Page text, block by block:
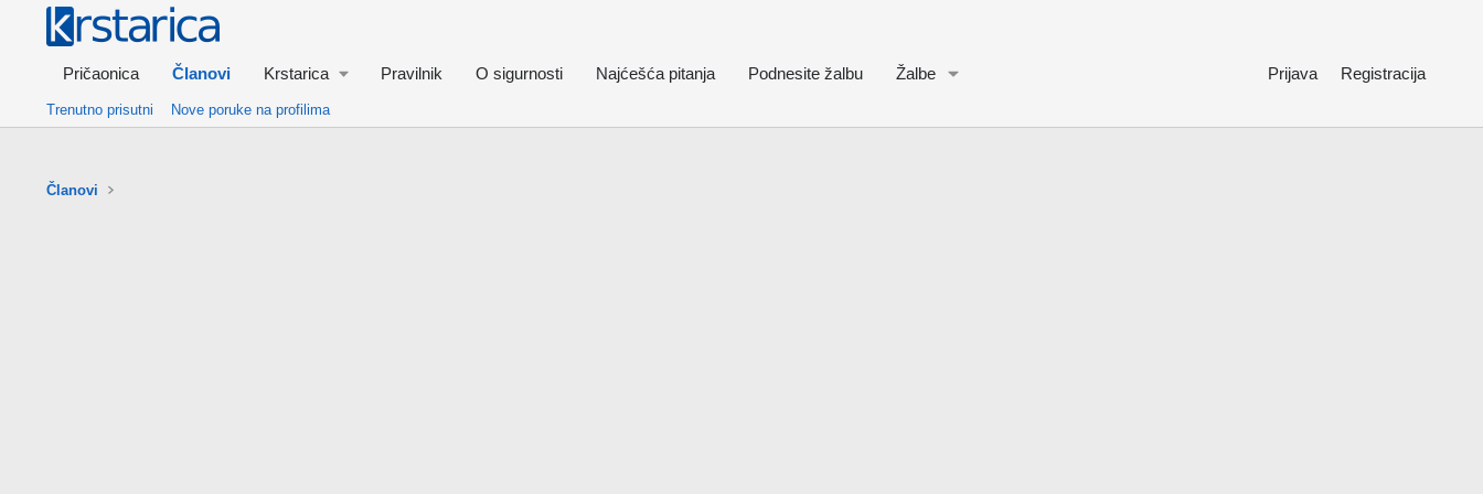
Pričaonica Članovi Krstarica Pravilnik O sigurnosti Najćešća pitanja Podnesite žalbu Žalbe Prijava Registracija
Trenutno prisutni Nove poruke na profilima
Članovi